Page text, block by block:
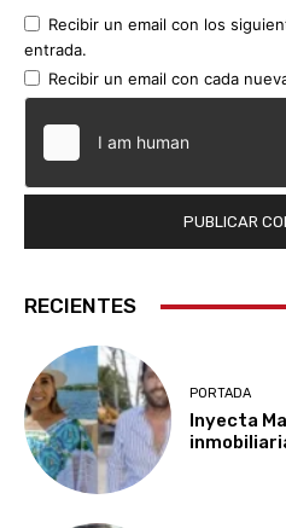
Recibir un email con los
entrada.
Recibir un email con cada
RECIENTES
PORTADA
Inyecta